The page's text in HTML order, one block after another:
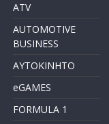
ATV
AUTOMOTIVE
BUSINESS
AYTOKINHTO
eGAMES
FORMULA 1